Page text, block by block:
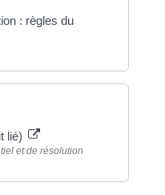
: règles du
lié)
et de résolution